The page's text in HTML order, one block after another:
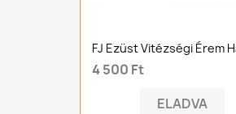
FJ Ezüst Vitézségi Érem
4 500 Ft
ELADVA